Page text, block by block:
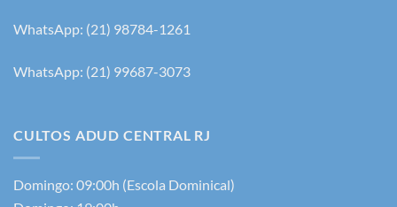
WhatsApp: (21) 98784-1261
WhatsApp: (21) 99687-3073
CULTOS ADUD CENTRAL RJ
Domingo: 09:00h (Escola Dominical)